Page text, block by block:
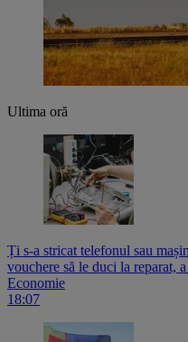
Ultima oră
Ți s-a stricat telefonul sau
vouchere să le duci la reparat,
Economie
18:07